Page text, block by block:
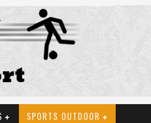
SPORTS OUTDOOR